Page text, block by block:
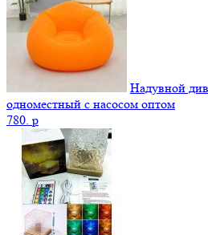
Надувной
одноместный с насосом оптом
780. p